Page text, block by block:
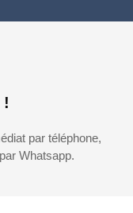
!
par téléphone,
Whatsapp.